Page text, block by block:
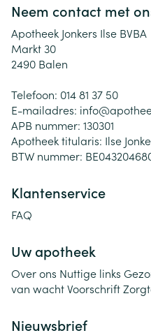
Neem contact met
Apotheek Jonkers Ilse BVBA
Markt 30
2490 Balen
Telefoon: 014 81 37 50
E-mailadres: info@
APB nummer: 130301
Apotheek titularis: Ilse
BTW nummer:
Klantenservice
FAQ
Uw apotheek
Over ons Nuttige links
van wachtVoorschrift
Nieuwsbrief